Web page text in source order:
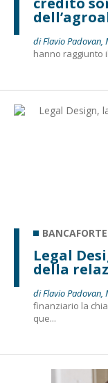
di Flavio
hanno raggiunto
Legal
della
di Flavio
finanziario la
que...